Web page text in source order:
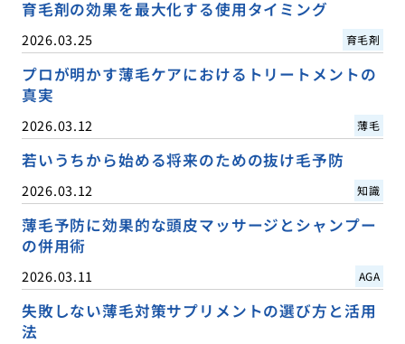
育毛剤の効果を最大化する使用タイミング
2026.03.25 育毛剤
プロが明かす薄毛ケアにおけるトリートメントの
真実
2026.03.12 薄毛
若いうちから始める将来のための抜け毛予防
2026.03.12 知識
薄毛予防に効果的な頭皮マッサージとシャンプー
の併用術
2026.03.11 AGA
失敗しない薄毛対策サプリメントの選び方と活用
法